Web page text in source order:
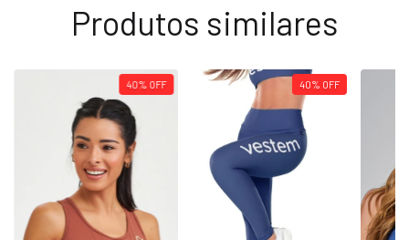
Produtos similares
40% OFF 40% OFF